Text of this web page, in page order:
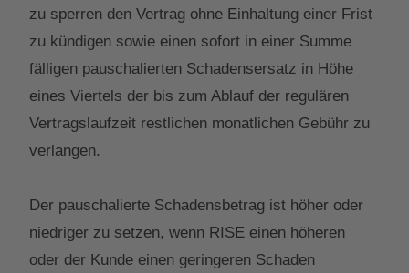
zu sperren den Vertrag ohne Einhaltung einer Frist
zu kündigen sowie einen sofort in einer Summe
fälligen pauschalierten Schadensersatz in Höhe
eines Viertels der bis zum Ablauf der regulären
Vertragslaufzeit restlichen monatlichen Gebühr zu
verlangen.
Der pauschalierte Schadensbetrag ist höher oder
niedriger zu setzen, wenn RISE einen höheren
oder der Kunde einen geringeren Schaden